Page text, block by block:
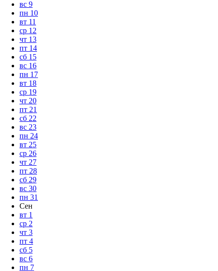
вс 9
пн 10
вт 11
ср 12
чт 13
пт 14
сб 15
вс 16
пн 17
вт 18
ср 19
чт 20
пт 21
сб 22
вс 23
пн 24
вт 25
ср 26
чт 27
пт 28
сб 29
вс 30
пн 31
Сен
вт 1
ср 2
чт 3
пт 4
сб 5
вс 6
пн 7